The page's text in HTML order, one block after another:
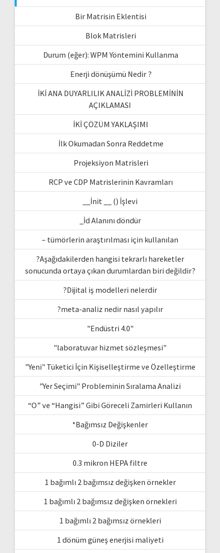
Bir Matrisin Eklentisi
Blok Matrisleri
Durum (eğer): WPM Yöntemini Kullanma
Enerji dönüşümü Nedir ?
İKİ ANA DUYARLILIK ANALİZİ PROBLEMİNİN
AÇIKLAMASI
İKİ ÇÖZÜM YAKLAŞIMI
İlk Okumadan Sonra Reddetme
Projeksiyon Matrisleri
RCP ve CDP Matrislerinin Kavramları
__İnit __ () İşlevi
_İd Alanını döndür
– tümörlerin araştırılması için kullanılan
?Aşağıdakilerden hangisi tekrarlı hareketler
sonucunda ortaya çıkan durumlardan biri değildir?
?Dijital iş modelleri nelerdir
?meta-analiz nedir nasıl yapılır
"Endüstri 4.0"
"laboratuvar hizmet sözleşmesi"
"Yeni" Tüketici İçin Kişiselleştirme ve Özelleştirme
"Yer Seçimi" Probleminin Sıralama Analizi
“O” ve “Hangisi” Gibi Göreceli Zamirleri Kullanın
*Bağımsız Değişkenler
0-D Diziler
0.3 mikron HEPA filtre
1 bağımlı 2 bağımsız değişken örnekler
1 bağımlı 2 bağımsız değişken örnekleri
1 bağımlı 2 bağımsız örnekleri
1 dönüm güneş enerjisi maliyeti